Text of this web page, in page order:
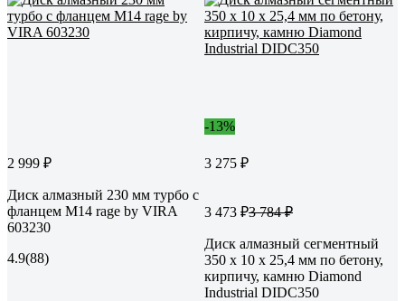
2 999 ₽
Диск алмазный 230 мм турбо с
фланцем М14 rage by VIRA
603230
4.9(88)
-13%
3 275 ₽
3 473 ₽3 784 ₽
Диск алмазный сегментный
350 х 10 х 25,4 мм по бетону,
кирпичу, камню Diamond
Industrial DIDC350